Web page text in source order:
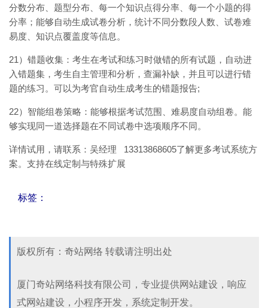
分数分布、题型分布、每一个知识点得分率、每一个小题的得
分率；能够自动生成试卷分析，统计不同分数段人数、试卷难
易度、知识点覆盖度等信息。
21）错题收集：考生在考试和练习时做错的所有试题，自动进
入错题集，考生自主管理和分析，查漏补缺，并且可以进行错
题的练习。可以为考官自动生成考生的错题报告;
22）智能组卷策略：能够根据考试范围、难易度自动组卷。能
够实现同一道选择题在不同试卷中选项顺序不同。
详情试用，请联系：吴经理 13313868605了解更多考试系统方
案。支持在线定制与特殊扩展
标签：
版权所有：奇站网络 转载请注明出处
厦门奇站网络科技有限公司，专业提供网站建设，响应
式网站建设，小程序开发，系统定制开发。